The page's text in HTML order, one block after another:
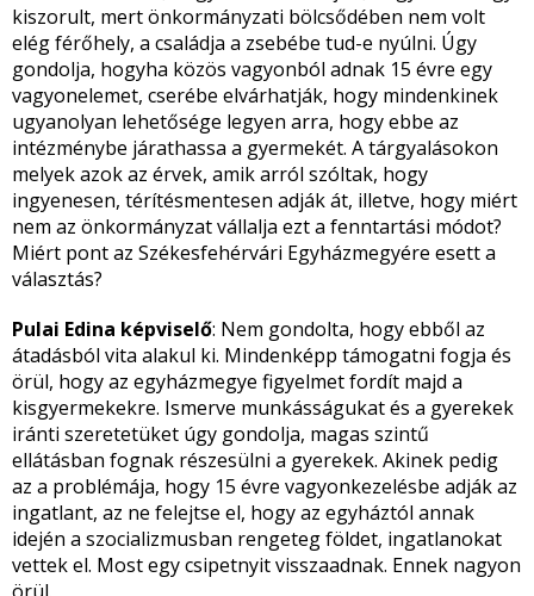
kiszorult, mert önkormányzati bölcsődében nem volt
elég férőhely, a családja a zsebébe tud-e nyúlni. Úgy
gondolja, hogyha közös vagyonból adnak 15 évre egy
vagyonelemet, cserébe elvárhatják, hogy mindenkinek
ugyanolyan lehetősége legyen arra, hogy ebbe az
intézménybe járathassa a gyermekét. A tárgyalásokon
melyek azok az érvek, amik arról szóltak, hogy
ingyenesen, térítésmentesen adják át, illetve, hogy miért
nem az önkormányzat vállalja ezt a fenntartási módot?
Miért pont az Székesfehérvári Egyházmegyére esett a
választás?
Pulai Edina képviselő: Nem gondolta, hogy ebből az
átadásból vita alakul ki. Mindenképp támogatni fogja és
örül, hogy az egyházmegye figyelmet fordít majd a
kisgyermekekre. Ismerve munkásságukat és a gyerekek
iránti szeretetüket úgy gondolja, magas szintű
ellátásban fognak részesülni a gyerekek. Akinek pedig
az a problémája, hogy 15 évre vagyonkezelésbe adják az
ingatlant, az ne felejtse el, hogy az egyháztól annak
idején a szocializmusban rengeteg földet, ingatlanokat
vettek el. Most egy csipetnyit visszaadnak. Ennek nagyon